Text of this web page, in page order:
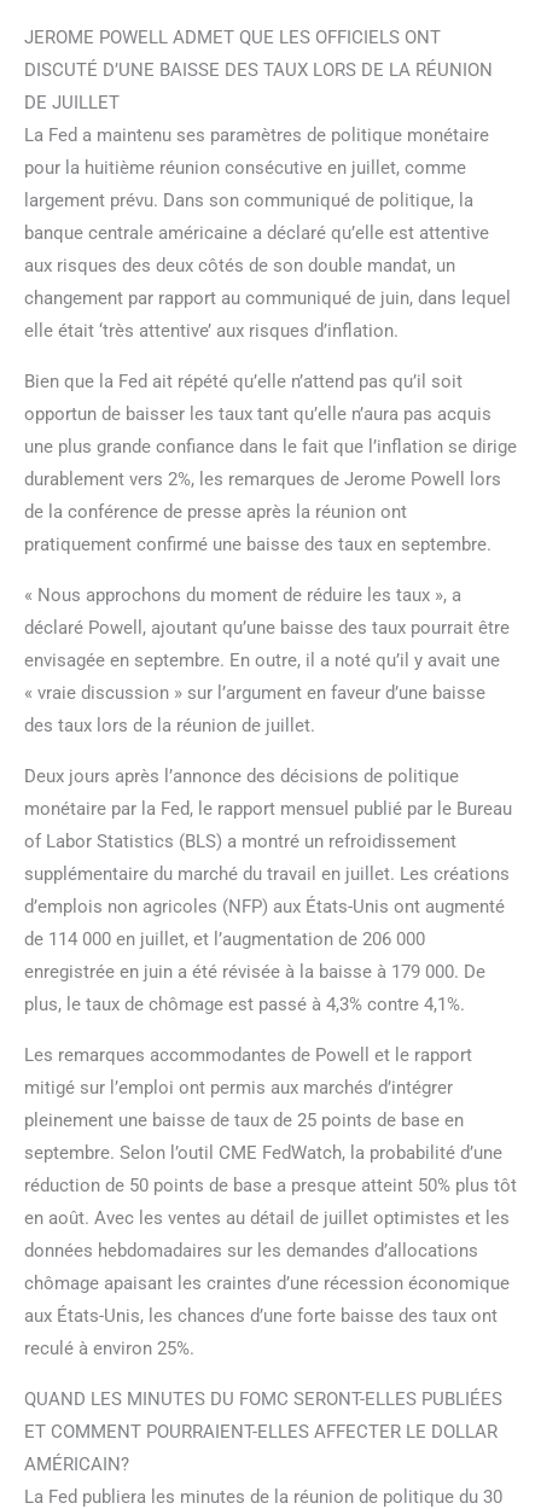
JEROME POWELL ADMET QUE LES OFFICIELS ONT
DISCUTÉ D’UNE BAISSE DES TAUX LORS DE LA RÉUNION
DE JUILLET
La Fed a maintenu ses paramètres de politique monétaire
pour la huitième réunion consécutive en juillet, comme
largement prévu. Dans son communiqué de politique, la
banque centrale américaine a déclaré qu’elle est attentive
aux risques des deux côtés de son double mandat, un
changement par rapport au communiqué de juin, dans lequel
elle était ‘très attentive’ aux risques d’inflation.
Bien que la Fed ait répété qu’elle n’attend pas qu’il soit
opportun de baisser les taux tant qu’elle n’aura pas acquis
une plus grande confiance dans le fait que l’inflation se dirige
durablement vers 2%, les remarques de Jerome Powell lors
de la conférence de presse après la réunion ont
pratiquement confirmé une baisse des taux en septembre.
« Nous approchons du moment de réduire les taux », a
déclaré Powell, ajoutant qu’une baisse des taux pourrait être
envisagée en septembre. En outre, il a noté qu’il y avait une
« vraie discussion » sur l’argument en faveur d’une baisse
des taux lors de la réunion de juillet.
Deux jours après l’annonce des décisions de politique
monétaire par la Fed, le rapport mensuel publié par le Bureau
of Labor Statistics (BLS) a montré un refroidissement
supplémentaire du marché du travail en juillet. Les créations
d’emplois non agricoles (NFP) aux États-Unis ont augmenté
de 114 000 en juillet, et l’augmentation de 206 000
enregistrée en juin a été révisée à la baisse à 179 000. De
plus, le taux de chômage est passé à 4,3% contre 4,1%.
Les remarques accommodantes de Powell et le rapport
mitigé sur l’emploi ont permis aux marchés d’intégrer
pleinement une baisse de taux de 25 points de base en
septembre. Selon l’outil CME FedWatch, la probabilité d’une
réduction de 50 points de base a presque atteint 50% plus tôt
en août. Avec les ventes au détail de juillet optimistes et les
données hebdomadaires sur les demandes d’allocations
chômage apaisant les craintes d’une récession économique
aux États-Unis, les chances d’une forte baisse des taux ont
reculé à environ 25%.
QUAND LES MINUTES DU FOMC SERONT-ELLES PUBLIÉES
ET COMMENT POURRAIENT-ELLES AFFECTER LE DOLLAR
AMÉRICAIN?
La Fed publiera les minutes de la réunion de politique du 30